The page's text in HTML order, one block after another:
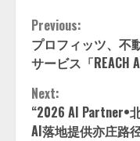
Continue
Reading
Previous:
プロフィッツ、不
サービス「REACH
Next:
“2026 AI Partner•
AI落地提供亦庄路